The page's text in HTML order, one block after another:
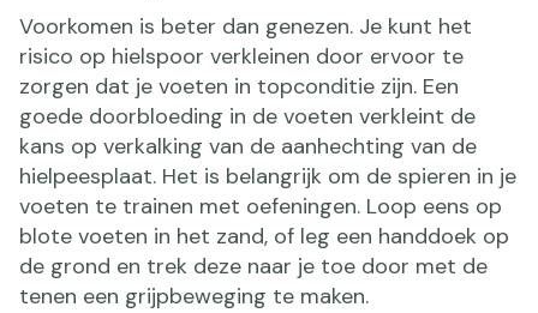
Voorkomen is beter dan genezen. Je kunt het
risico op hielspoor verkleinen door ervoor te
zorgen dat je voeten in topconditie zijn. Een
goede doorbloeding in de voeten verkleint de
kans op verkalking van de aanhechting van de
hielpeesplaat. Het is belangrijk om de spieren in je
voeten te trainen met oefeningen. Loop eens op
blote voeten in het zand, of leg een handdoek op
de grond en trek deze naar je toe door met de
tenen een grijpbeweging te maken.